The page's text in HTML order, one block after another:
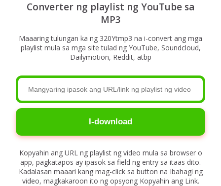
Converter ng playlist ng YouTube sa
MP3
Maaaring tulungan ka ng 320Ytmp3 na i-convert ang mga
playlist mula sa mga site tulad ng YouTube, Soundcloud,
Dailymotion, Reddit, atbp
I-download
Kopyahin ang URL ng playlist ng video mula sa browser o
app, pagkatapos ay ipasok sa field ng entry sa itaas dito.
Kadalasan maaari kang mag-click sa button na Ibahagi ng
video, magkakaroon ito ng opsyong Kopyahin ang Link.